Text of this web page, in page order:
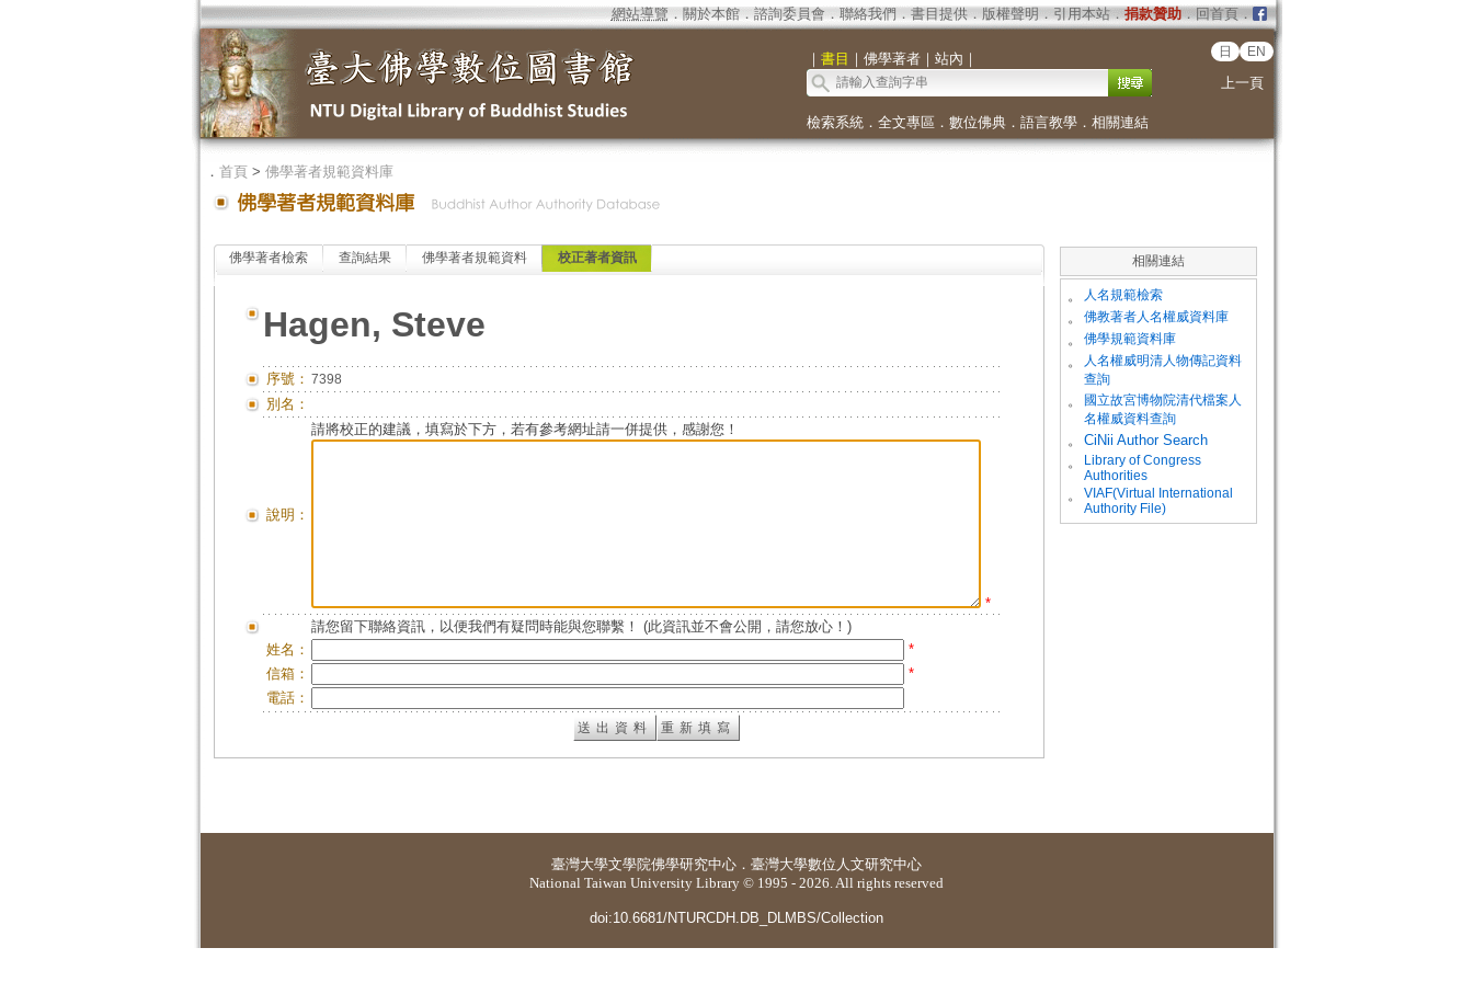
網站導覽 ． 關於本館． 諮詢委員會． 聯絡我們 ． 書目提供． 版權聲明 ． 引用本站． 捐款贊助．回首頁．
｜ 書目 ｜ 佛學著者｜ 站內 ｜ 日 EN
上一頁
檢索系統． 全文專區 ． 數位佛典． 語言教學． 相關連結
． 首頁> 佛學著者規範資料庫
佛學著者檢索 查詢結果 佛學著者規範資料 校正著者資訊
Hagen, Steve
序號： 7398
別名：
說明：
請將校正的建議，填寫於下方，若有參考網址請一併提供，感謝您！
*
請您留下聯絡資訊，以便我們有疑問時能與您聯繫！ (此資訊並不會公開，請您放心！)
姓名：
*
信箱：
*
電話：
相關連結
。 人名規範檢索
。 佛教著者人名權威資料庫
。 佛學規範資料庫
。
人名權威明清人物傳記資料
查詢
。
國立故宮博物院清代檔案人
名權威資料查詢
。
CiNii Author Search
。
Library of Congress
Authorities
。
VIAF(Virtual International
Authority File)
臺灣大學文學院佛學研究中心 ． 臺灣大學數位人文研究中心
National Taiwan University Library © 1995 - 2026. All rights reserved
doi:10.6681/NTURCDH.DB_DLMBS/Collection